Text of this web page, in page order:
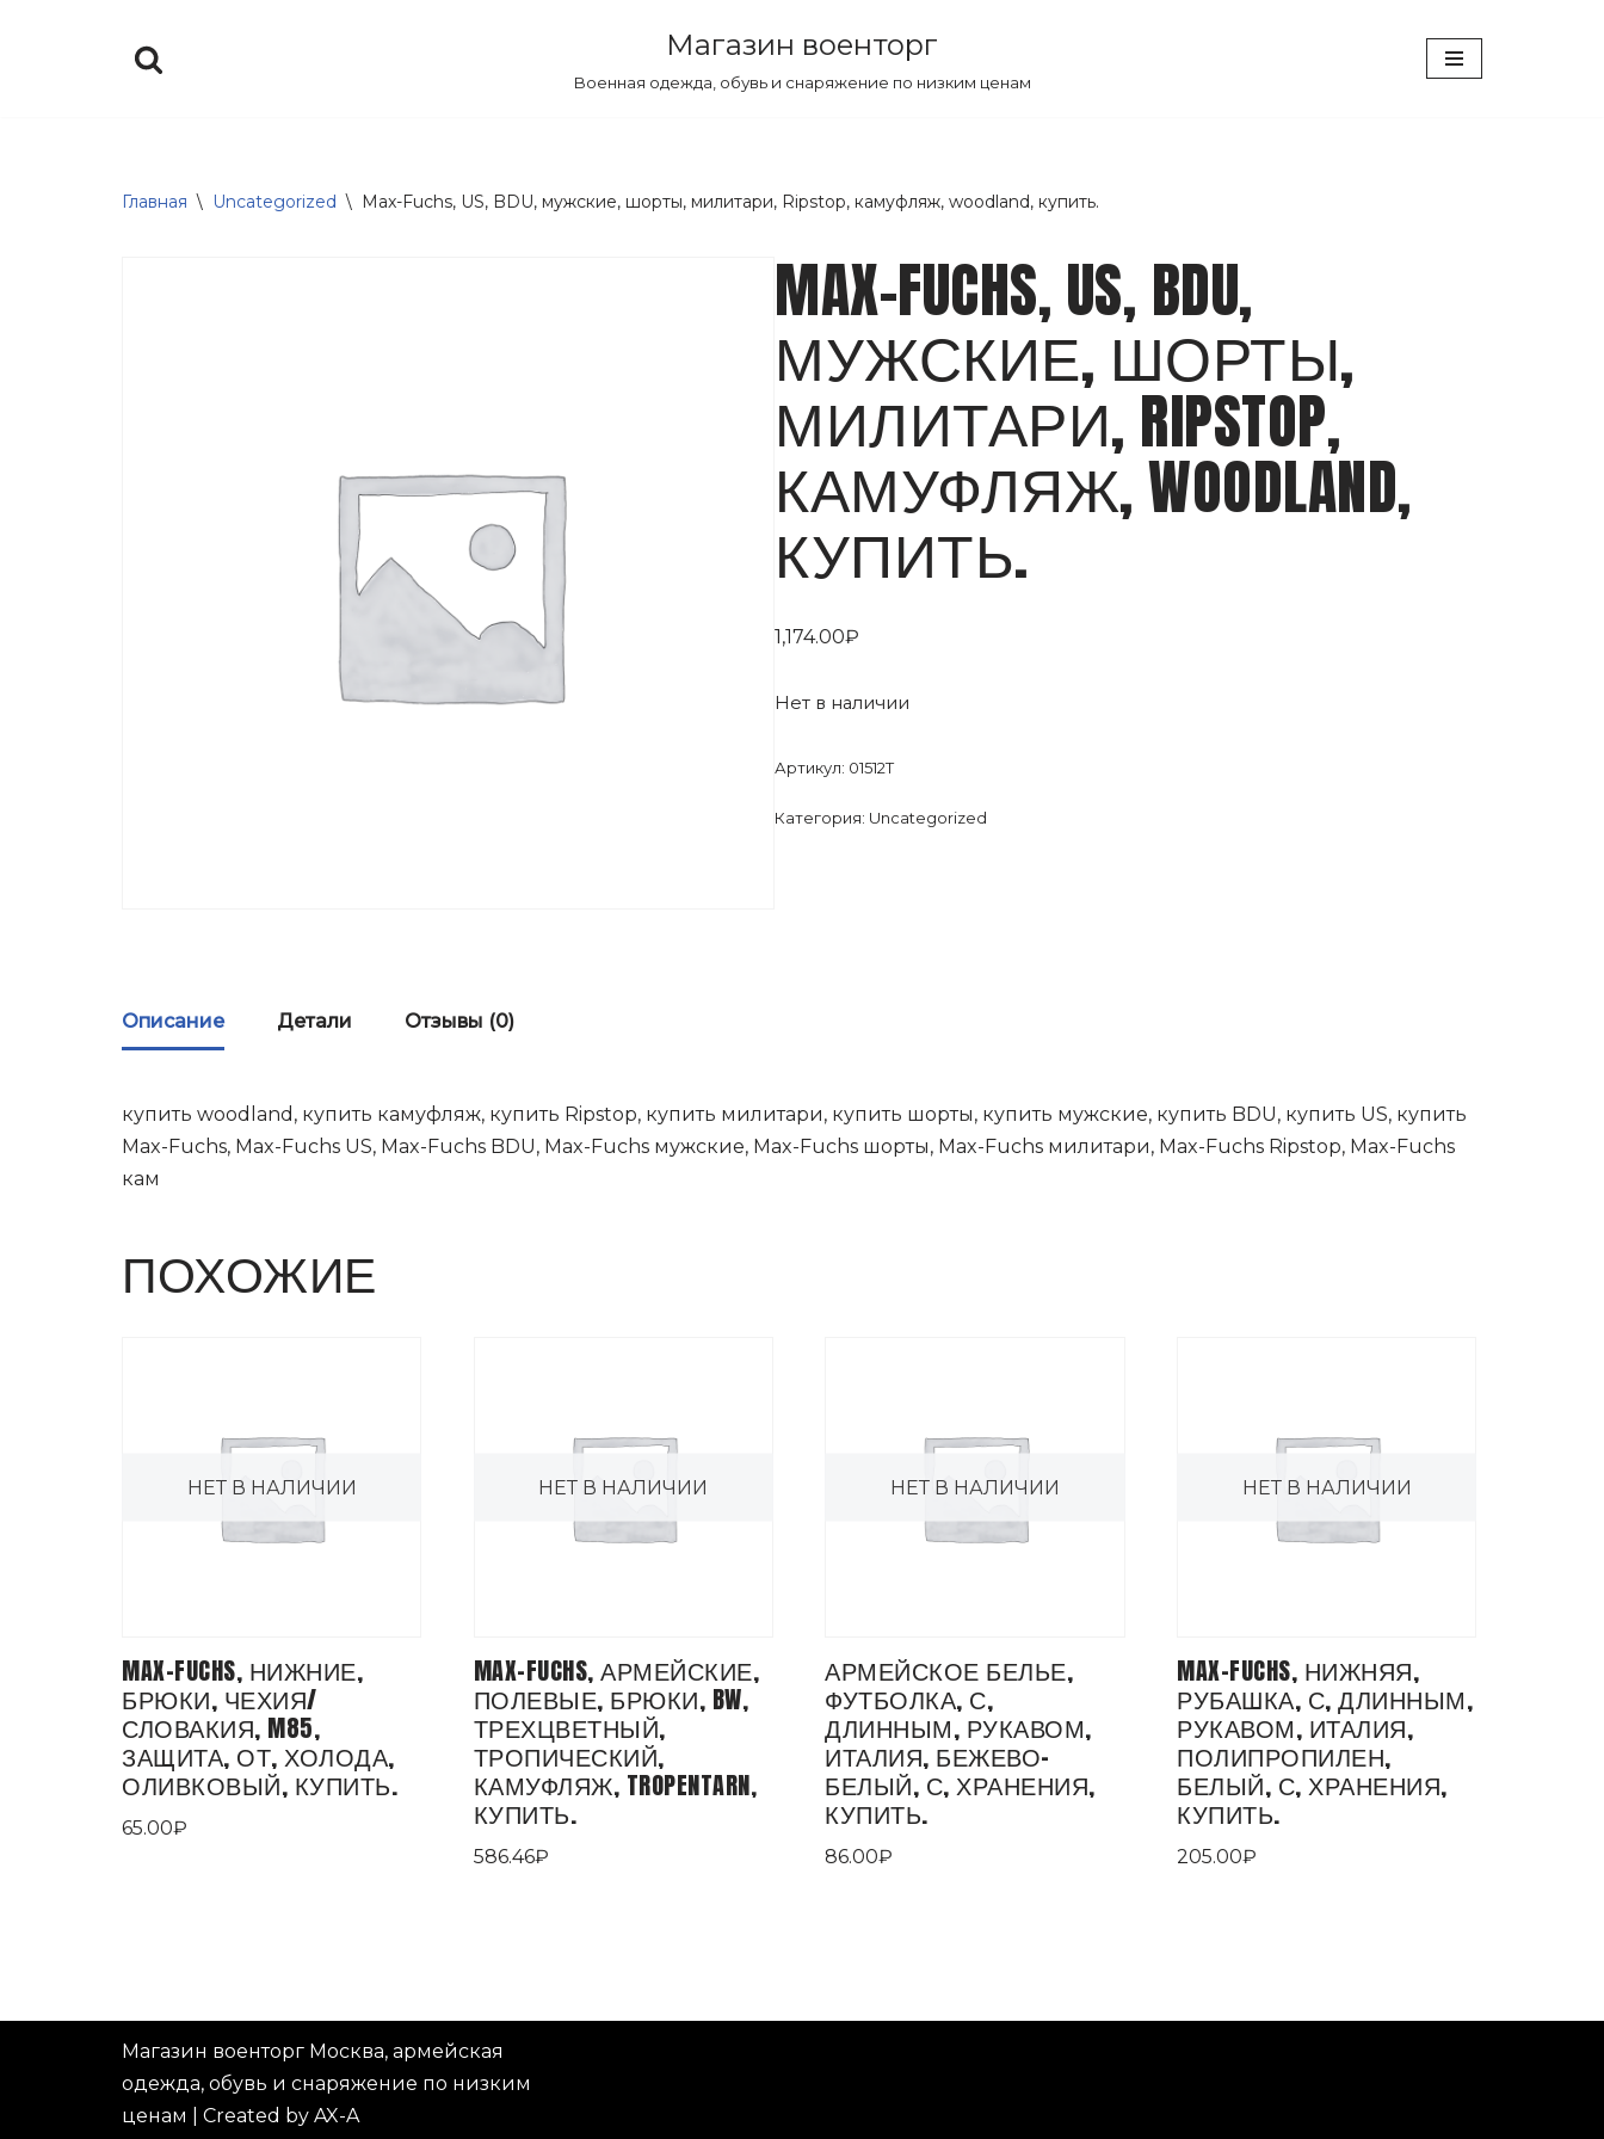
Магазин военторг
Военная одежда, обувь и снаряжение по низким ценам
Главная \ Uncategorized \ Max-Fuchs, US, BDU, мужские, шорты, милитари, Ripstop, камуфляж, woodland, купить.
MAX-FUCHS, US, BDU,
МУЖСКИЕ, ШОРТЫ,
МИЛИТАРИ, RIPSTOP,
КАМУФЛЯЖ, WOODLAND,
КУПИТЬ.
1,174.00₽
Нет в наличии
Артикул: 01512T
Категория: Uncategorized
Описание Детали Отзывы (0)
купить woodland, купить камуфляж, купить Ripstop, купить милитари, купить шорты, купить мужские, купить BDU, купить US, купить
Max-Fuchs, Max-Fuchs US, Max-Fuchs BDU, Max-Fuchs мужские, Max-Fuchs шорты, Max-Fuchs милитари, Max-Fuchs Ripstop, Max-Fuchs
кам
ПОХОЖИЕ
НЕТ В НАЛИЧИИ
MAX-FUCHS, НИЖНИЕ,
БРЮКИ, ЧЕХИЯ/
СЛОВАКИЯ, M85,
ЗАЩИТА, ОТ, ХОЛОДА,
ОЛИВКОВЫЙ, КУПИТЬ.
65.00₽
НЕТ В НАЛИЧИИ
MAX-FUCHS, АРМЕЙСКИЕ,
ПОЛЕВЫЕ, БРЮКИ, BW,
ТРЕХЦВЕТНЫЙ,
ТРОПИЧЕСКИЙ,
КАМУФЛЯЖ, TROPENTARN,
КУПИТЬ.
586.46₽
НЕТ В НАЛИЧИИ
АРМЕЙСКОЕ БЕЛЬЕ,
ФУТБОЛКА, С,
ДЛИННЫМ, РУКАВОМ,
ИТАЛИЯ, БЕЖЕВО-
БЕЛЫЙ, С, ХРАНЕНИЯ,
КУПИТЬ.
86.00₽
НЕТ В НАЛИЧИИ
MAX-FUCHS, НИЖНЯЯ,
РУБАШКА, С, ДЛИННЫМ,
РУКАВОМ, ИТАЛИЯ,
ПОЛИПРОПИЛЕН,
БЕЛЫЙ, С, ХРАНЕНИЯ,
КУПИТЬ.
205.00₽
Магазин военторг Москва, армейская
одежда, обувь и снаряжение по низким
ценам
Created by AX-A